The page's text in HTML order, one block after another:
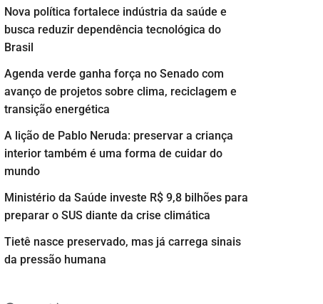
Nova política fortalece indústria da saúde e
busca reduzir dependência tecnológica do
Brasil
Agenda verde ganha força no Senado com
avanço de projetos sobre clima, reciclagem e
transição energética
A lição de Pablo Neruda: preservar a criança
interior também é uma forma de cuidar do
mundo
Ministério da Saúde investe R$ 9,8 bilhões para
preparar o SUS diante da crise climática
Tietê nasce preservado, mas já carrega sinais
da pressão humana